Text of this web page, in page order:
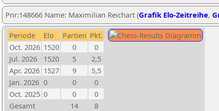
Pnr:148666 Name: Maximilian Reichart (Grafik Elo-Zeitreihe,
Periode Elo Partien Pkt.
Oct. 2026 1520 0
0
Jul. 2026
1520 5
2,5
Apr. 2026 1527 9
5,5
Jan. 2026 0 0
0
Oct. 2025 0 0
0
Gesamt
14 8